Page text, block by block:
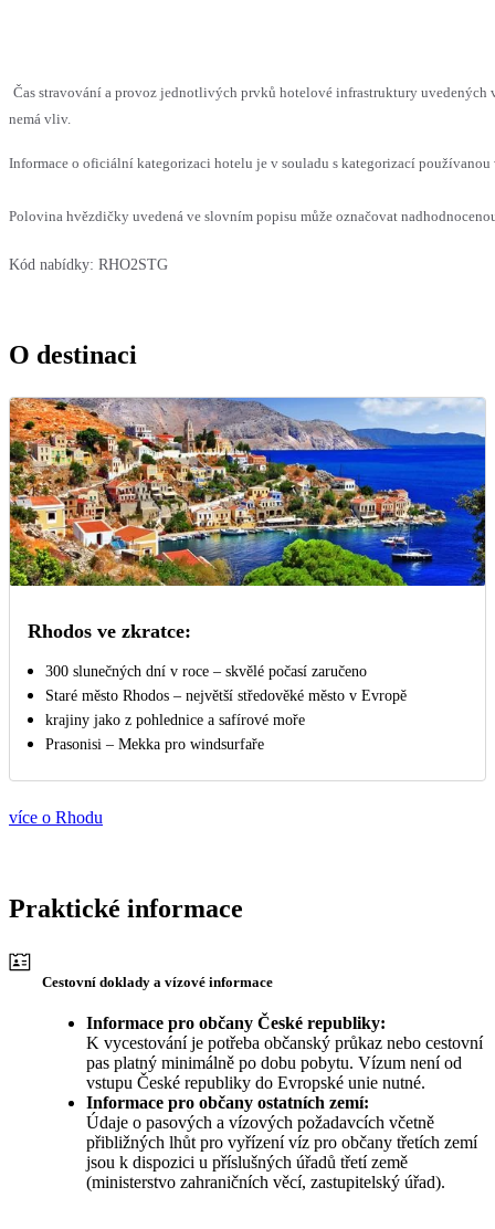
Čas stravování a provoz jednotlivých prvků hotelové infrastruktury uvedených
nemá vliv.
Informace o oficiální kategorizaci hotelu je v souladu s kategorizací
Polovina hvězdičky uvedená ve slovním popisu může označovat
Kód nabídky: RHO2STG
O destinaci
Rhodos ve zkratce:
300 slunečných dní v roce – skvělé počasí zaručeno
Staré město Rhodos – největší středověké město v Evropě
krajiny jako z pohlednice a safírové moře
Prasonisi – Mekka pro windsurfaře
více o Rhodu
Praktické informace
Cestovní doklady a vízové informace
Informace pro občany České republiky:
K vycestování je potřeba občanský průkaz nebo cestovní
pas platný minimálně po dobu pobytu. Vízum není od
vstupu České republiky do Evropské unie nutné.
Informace pro občany ostatních zemí:
Údaje o pasových a vízových požadavcích včetně
přibližných lhůt pro vyřízení víz pro občany třetích zemí
jsou k dispozici u příslušných úřadů třetí země
(ministerstvo zahraničních věcí, zastupitelský úřad).